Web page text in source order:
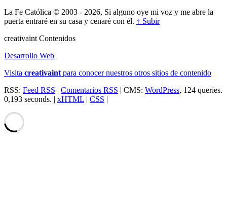
La Fe Católica © 2003 - 2026, Si alguno oye mi voz y me abre la
puerta entraré en su casa y cenaré con él. ↑ Subir
creativaint Contenidos
Desarrollo Web
Visita creativaint para conocer nuestros otros sitios de contenido
RSS: Feed RSS | Comentarios RSS | CMS: WordPress, 124 queries.
0,193 seconds. | xHTML | CSS |